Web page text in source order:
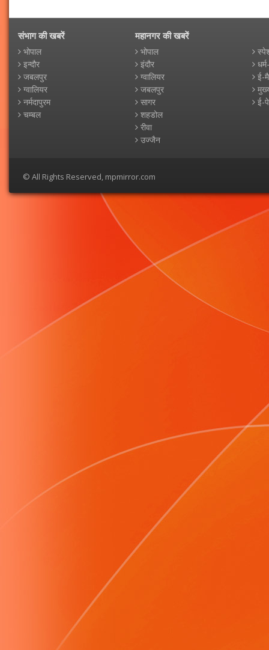
संभाग की खबरें
भोपाल
इन्दौर
जबलपुर
ग्वालियर
नर्मदापुरम
चम्बल
महानगर की खबरें
भोपाल
इंदौर
ग्वालियर
जबलपुर
सागर
शहडोल
रीवा
उज्जैन
ई-
ई-
© All Rights Reserved, mpmirror.com